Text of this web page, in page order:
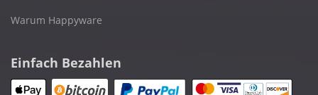
Warum Happyware
Einfach Bezahlen